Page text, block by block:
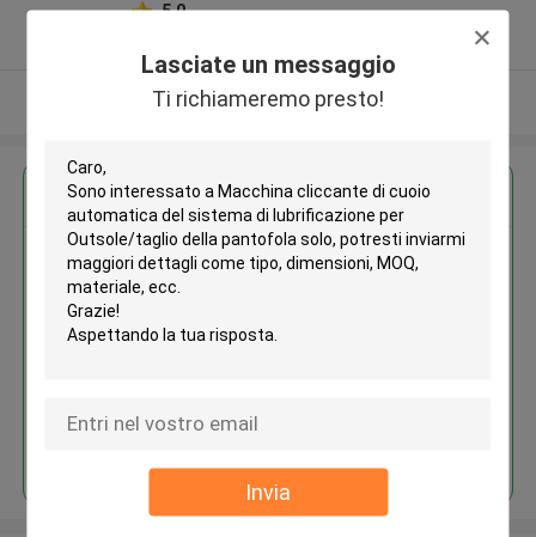
Lasciate un messaggio
Ti richiameremo presto!
Invia
5.0
Osservi più
Ottieni il miglior prezzo per
Macchina cliccante di cuoio
della pantofola solo